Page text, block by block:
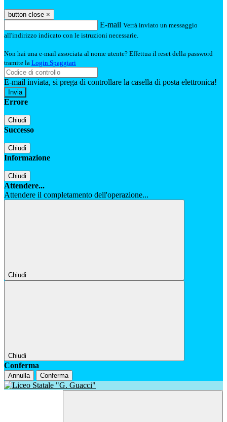
button close ×
E-mail Verrà inviato un messaggio
all'indirizzo indicato con le istruzioni necessarie.
Non hai una e-mail associata al nome utente? Effettua il reset della password
tramite la Login Spaggiari
E-mail inviata, si prega di controllare la casella di posta elettronica!
Errore
Chiudi
Successo
Chiudi
Informazione
Chiudi
Attendere...
Attendere il completamento dell'operazione...
Chiudi
Chiudi
Conferma
Annulla Conferma